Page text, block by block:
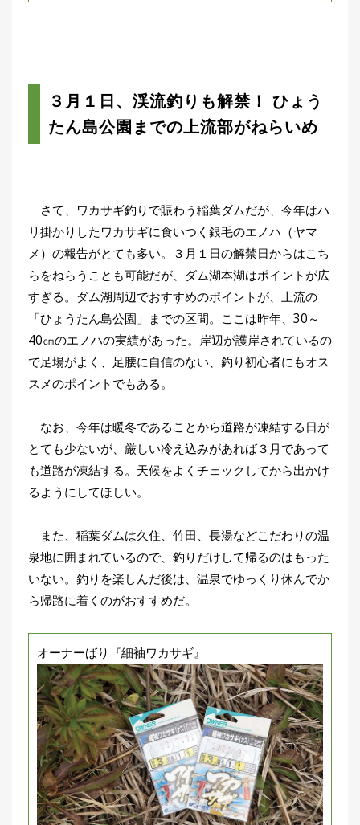
３月１日、渓流釣りも解禁！ ひょう
たん島公園までの上流部がねらいめ
さて、ワカサギ釣りで賑わう稲葉ダムだが、今年はハ
リ掛かりしたワカサギに食いつく銀毛のエノハ（ヤマ
メ）の報告がとても多い。３月１日の解禁日からはこち
らをねらうことも可能だが、ダム湖本湖はポイントが広
すぎる。ダム湖周辺でおすすめのポイントが、上流の
「ひょうたん島公園」までの区間。ここは昨年、30～
40㎝のエノハの実績があった。岸辺が護岸されているの
で足場がよく、足腰に自信のない、釣り初心者にもオス
スメのポイントでもある。
なお、今年は暖冬であることから道路が凍結する日が
とても少ないが、厳しい冷え込みがあれば３月であって
も道路が凍結する。天候をよくチェックしてから出かけ
るようにしてほしい。
また、稲葉ダムは久住、竹田、長湯などこだわりの温
泉地に囲まれているので、釣りだけして帰るのはもった
いない。釣りを楽しんだ後は、温泉でゆっくり休んでか
ら帰路に着くのがおすすめだ。
オーナーばり『細袖ワカサギ』